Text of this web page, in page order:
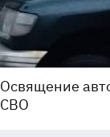
Освящение
СВО